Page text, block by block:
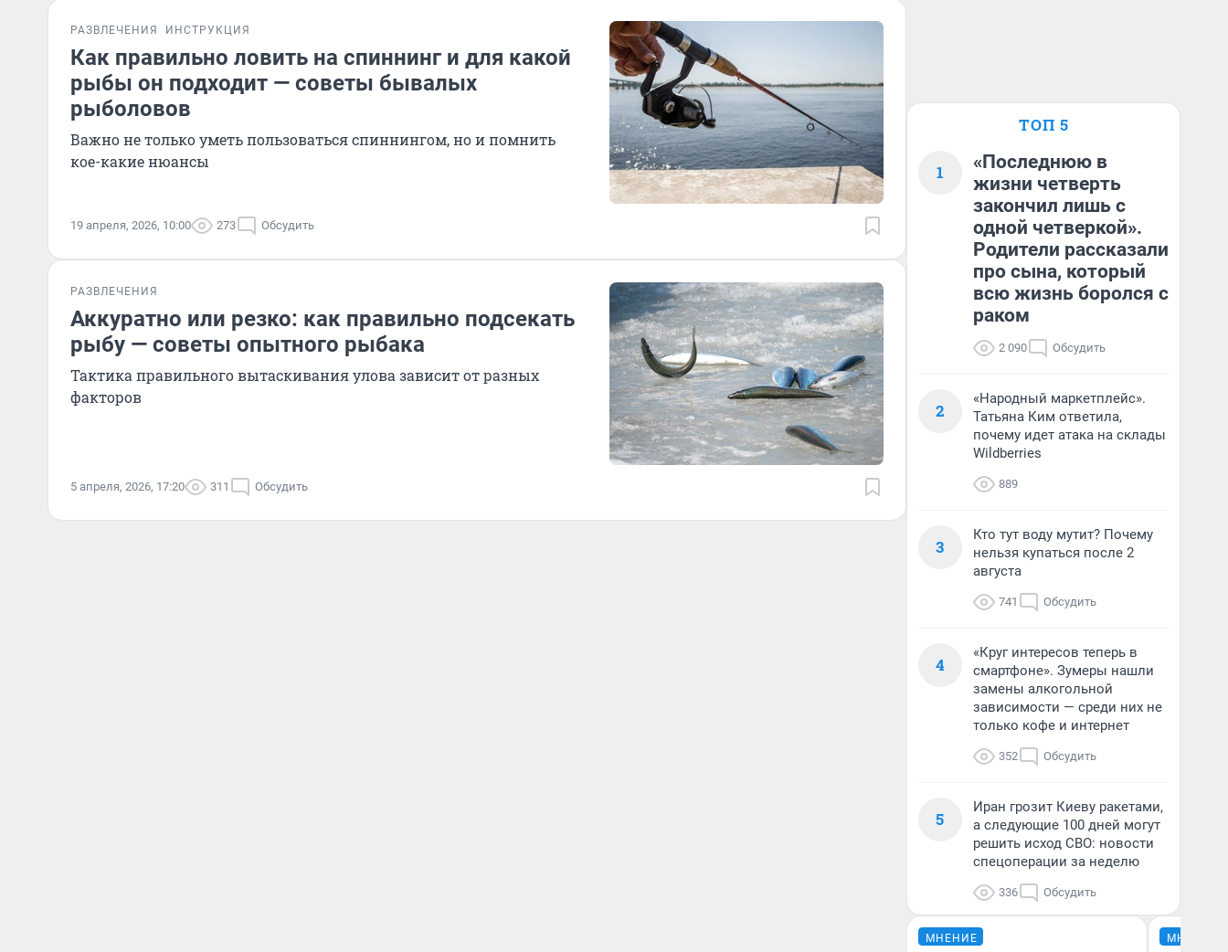
РАЗВЛЕЧЕНИЯ ИНСТРУКЦИЯ
Как правильно ловить на спиннинг и для какой
рыбы он подходит — советы бывалых
рыболовов
Важно не только уметь пользоваться спиннингом, но и помнить
кое-какие нюансы
19 апреля, 2026, 10:00 273 Обсудить
РАЗВЛЕЧЕНИЯ
Аккуратно или резко: как правильно подсекать
рыбу — советы опытного рыбака
Тактика правильного вытаскивания улова зависит от разных
факторов
5 апреля, 2026, 17:20 311 Обсудить
ТОП 5
1
«Последнюю в
жизни четверть
закончил лишь с
одной четверкой».
Родители рассказали
про сына, который
всю жизнь боролся с
раком
2 090 Обсудить
2
«Народный маркетплейс».
Татьяна Ким ответила,
почему идет атака на склады
Wildberries
889
3
Кто тут воду мутит? Почему
нельзя купаться после 2
августа
741 Обсудить
4
«Круг интересов теперь в
смартфоне». Зумеры нашли
замены алкогольной
зависимости — среди них не
только кофе и интернет
352 Обсудить
5
Иран грозит Киеву ракетами,
а следующие 100 дней могут
решить исход СВО: новости
спецоперации за неделю
336 Обсудить
МНЕНИЕ МНЕНИЕ